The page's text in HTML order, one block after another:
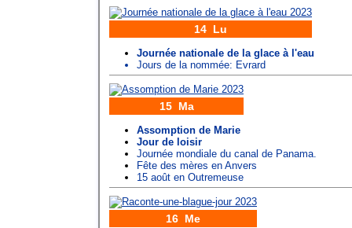
14 Lu
Journée nationale de la glace à l'eau
Jours de la nommée: Evrard
15 Ma
Assomption de Marie
Jour de loisir
Journée mondiale du canal de Panama.
Fête des mères en Anvers
15 août en Outremeuse
16 Me